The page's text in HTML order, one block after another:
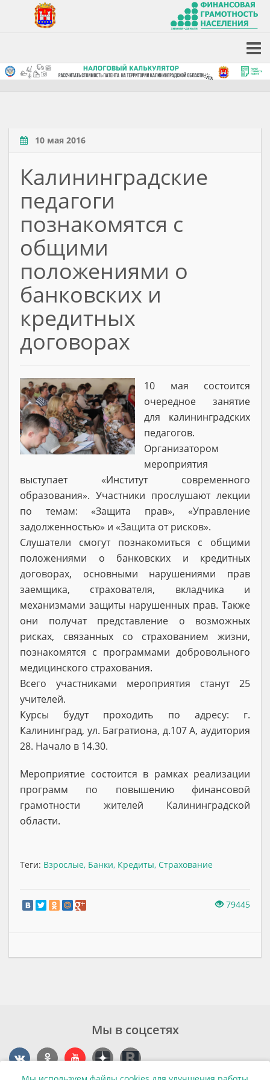
10 мая 2016
Калининградские
педагоги
познакомятся с
общими
положениями о
банковских и
кредитных
договорах
10 мая состоится
очередное занятие
для калининградских
педагогов.
Организатором
мероприятия
выступает «Институт современного
образования». Участники прослушают лекции
по темам: «Защита прав», «Управление
задолженностью» и «Защита от рисков».
Слушатели смогут познакомиться с общими
положениями о банковских и кредитных
договорах, основными нарушениями прав
заемщика, страхователя, вкладчика и
механизмами защиты нарушенных прав. Также
они получат представление о возможных
рисках, связанных со страхованием жизни,
познакомятся с программами добровольного
медицинского страхования.
Всего участниками мероприятия станут 25
учителей.
Курсы будут проходить по адресу: г.
Калининград, ул. Багратиона, д.107 А, аудитория
28. Начало в 14.30.
Мероприятие состоится в рамках реализации
программ по повышению финансовой
грамотности жителей Калининградской
области.
Теги: Взрослые, Банки, Кредиты, Страхование
79445
Мы в соцсетях